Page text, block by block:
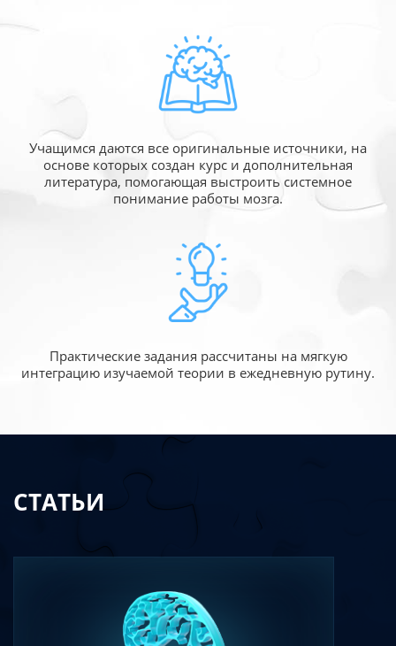
Учащимся даются все оригинальные источники, на
основе которых создан курс и дополнительная
литература, помогающая выстроить системное
понимание работы мозга.
Практические задания рассчитаны на мягкую
интеграцию изучаемой теории в ежедневную рутину.
СТАТЬИ